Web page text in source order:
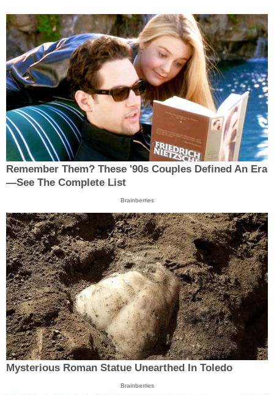
Remember Them? These '90s Couples Defined An Era
—See The Complete List
Brainberries
Mysterious Roman Statue Unearthed In Toledo
Brainberries